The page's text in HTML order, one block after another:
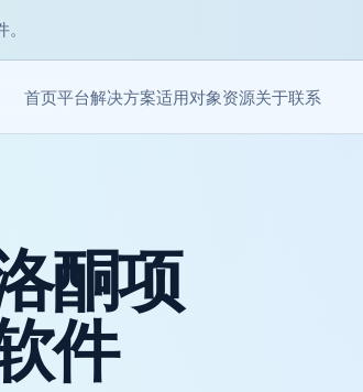
首页平台解决方案适用对象资源关于联系
酮项
件